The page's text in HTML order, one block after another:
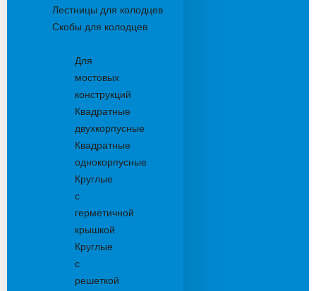
Лестницы для колодцев
Скобы для колодцев
Для
мостовых
конструкций
Квадратные
двухкорпусные
Квадратные
однокорпусные
Круглые
с
герметичной
крышкой
Круглые
с
решеткой